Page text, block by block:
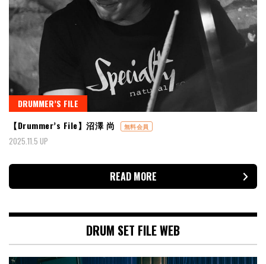
DRUMMER’S FILE
【Drummer’s File】沼澤 尚
無料会員
2025.11.5 UP
READ MORE
DRUM SET FILE WEB